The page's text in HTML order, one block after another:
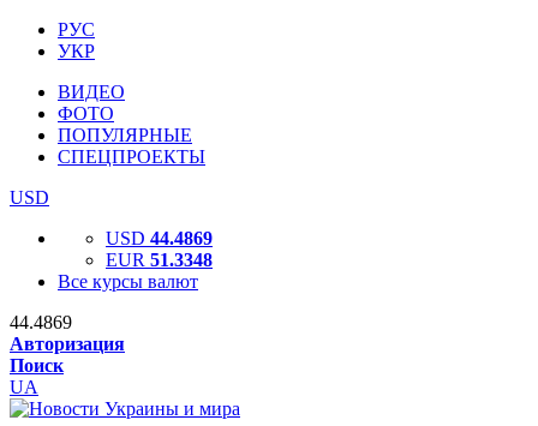
РУС
УКР
ВИДЕО
ФОТО
ПОПУЛЯРНЫЕ
СПЕЦПРОЕКТЫ
USD
USD 44.4869
EUR 51.3348
Все курсы валют
44.4869
Авторизация
Поиск
UA